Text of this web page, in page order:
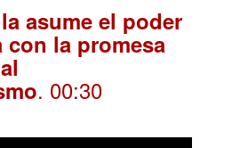
asume el poder
la promesa
. 00:30